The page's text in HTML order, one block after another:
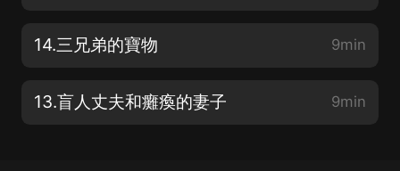
14.三兄弟的寶物 9min
13.盲人丈夫和癱瘓的妻子 9min